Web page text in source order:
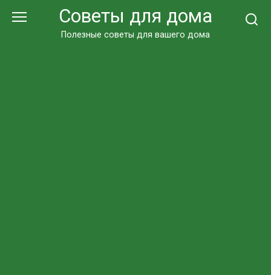
Советы для дома
Полезные советы для вашего дома